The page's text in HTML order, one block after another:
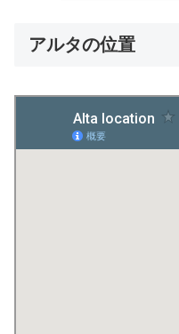
アルタの位置